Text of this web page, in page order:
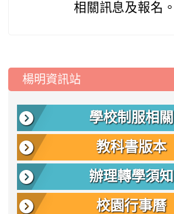
相關訊息及報名。
::: 楊明資訊站
學校制服相關
教科書版本
辦理轉學須知
校園行事曆